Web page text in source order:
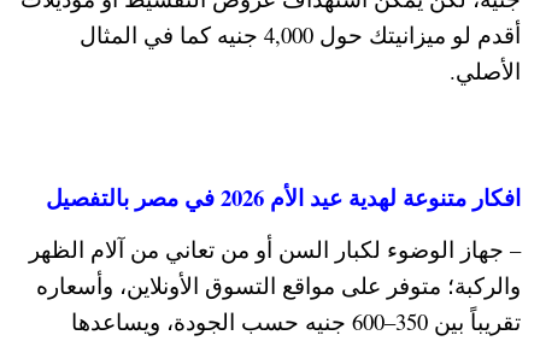
أقدم لو ميزانيتك حول 4,000 جنيه كما في المثال
الأصلي.
افكار متنوعة لهدية عيد الأم 2026 في مصر بالتفصيل
– جهاز الوضوء لكبار السن أو من تعاني من آلام الظهر
والركبة؛ متوفر على مواقع التسوق الأونلاين، وأسعاره
تقريباً بين 350–600 جنيه حسب الجودة، ويساعدها